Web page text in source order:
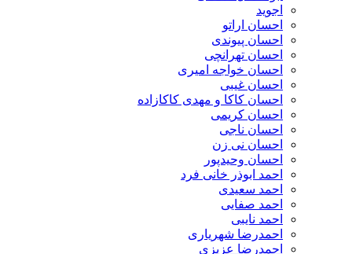
اجوید
احسان اراتو
احسان پیوندی
احسان تهرانچی
احسان خواجه امیری
احسان غیبی
احسان کاکا و مهدی کاکازاده
احسان کریمی
احسان ناجی
احسان نی زن
احسان وحیدپور
احمد ابوذر خانی فرد
احمد سعیدی
احمد صفایی
احمد نایبی
احمدرضا شهریاری
احمدرضا عزیزی